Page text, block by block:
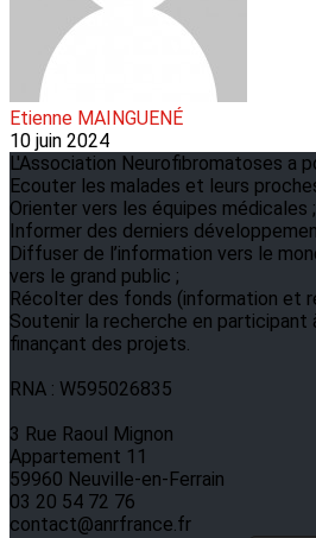
Etienne MAINGUENÉ
10 juin 2024
L'Association Neurofibromatoses a
Ecouter les malades et leurs
Orienter vers les équipes médicales ;
Informer des derniers
Diffuser de l’information vers le
vers le grand public ;
Récolter des fonds (information et
Soutenir la recherche en participant
finançant des projets.
RNA : W595026835
3 Rue Raoul Mignon
Appartement 11
59960 Neuville-en-Ferrain
03 20 54 72 76
contact@anrfrance.fr